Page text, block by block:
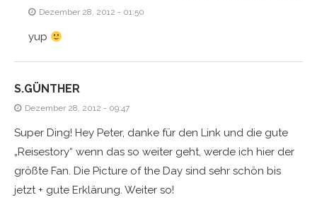
Dezember 28, 2012 - 01:50
yup
S.GÜNTHER
Dezember 28, 2012 - 09:47
Super Ding! Hey Peter, danke für den Link und die gute
„Reisestory“ wenn das so weiter geht, werde ich hier der
größte Fan. Die Picture of the Day sind sehr schön bis
jetzt + gute Erklärung. Weiter so!